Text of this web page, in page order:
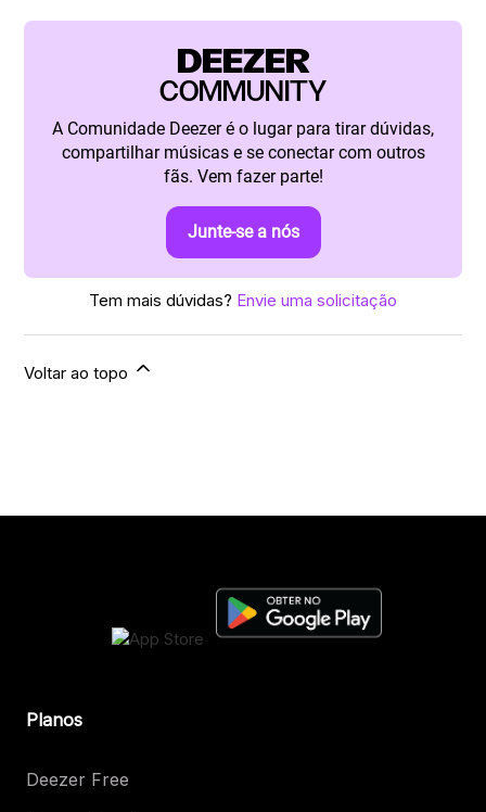
DEEZER
COMMUNITY
A Comunidade Deezer é o lugar para tirar dúvidas,
compartilhar músicas e se conectar com outros
fãs. Vem fazer parte!
Junte-se a nós
Tem mais dúvidas? Envie uma solicitação
Voltar ao topo
Planos
Deezer Free